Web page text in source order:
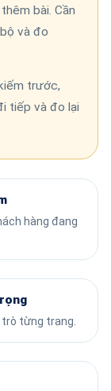
bài. Cần
và đo
trước,
tiếp và đo lại
hàng đang
từng trang.